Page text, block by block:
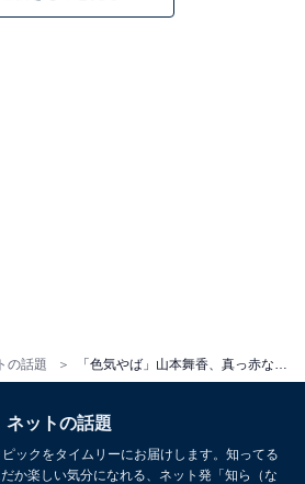
の話題
ネットの話題
ックをタイムリーにお届けします。知ってる
か楽しい気分になれる、ネット発「知ら（な